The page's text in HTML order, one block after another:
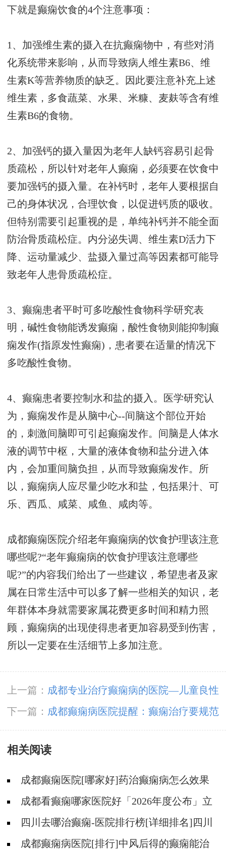
下就是癫痫饮食的4个注意事项：
1、加强维生素的摄入在抗癫痫物中，有些对消
化系统带来影响，从而导致病人维生素B6、维
生素K等营养物质的缺乏。因此要注意补充上述
维生素，多食蔬菜、水果、米糠、麦麸等含有维
生素B6的食物。
2、加强钙的摄入量因为老年人缺钙容易引起骨
质疏松，所以针对老年人癫痫，必须要在饮食中
要加强钙的摄入量。在补钙时，老年人要根据自
己的身体状况，合理饮食，以促进钙质的吸收。
但特别需要引起重视的是，单纯补钙并不能全面
防治骨质疏松症。内分泌失调、维生素D活力下
降、运动量减少、盐摄入量过高等因素都可能导
致老年人患骨质疏松症。
3、癫痫患者平时可多吃酸性食物科学研究表
明，碱性食物能诱发癫痫，酸性食物则能抑制癫
痫发作(指原发性癫痫)，患者要在适量的情况下
多吃酸性食物。
4、癫痫患者要控制水和盐的摄入。医学研究认
为，癫痫发作是从脑中心--间脑这个部位开始
的，刺激间脑即可引起癫痫发作。间脑是人体水
液的调节中枢，大量的液体食物和盐分进入体
内，会加重间脑负担，从而导致癫痫发作。所
以，癫痫病人应尽量少吃水和盐，包括果汁、可
乐、西瓜、咸菜、咸鱼、咸肉等。
成都癫痫医院介绍老年癫痫病的饮食护理该注意
哪些呢?“老年癫痫病的饮食护理该注意哪些
呢?”的内容我们给出了一些建议，希望患者及家
属在日常生活中可以多了解一些相关的知识，老
年群体本身就需要家属花费更多时间和精力照
顾，癫痫病的出现使得患者更加容易受到伤害，
所以一定要在生活细节上多加注意。
上一篇： 成都专业治疗癫痫病的医院—儿童良性
癫痫有哪些症状?
下一篇： 成都癫痫病医院提醒：癫痫治疗要规范
用药
相关阅读
成都癫痫医院[哪家好]药治癫痫病怎么效果
好?成都看癫痫哪家医院好「2026年度公布」立
冬后癫痫病人应多注意什么?
四川去哪治癫痫-医院排行榜[详细排名]四川
哪儿能有效治疗癫痫?
成都癫痫病医院[排行]中风后得的癫痫能治